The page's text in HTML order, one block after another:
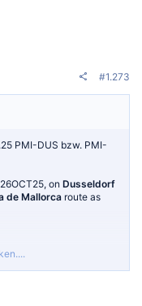
#1.273
PMI-DUS bzw. PMI-
on Dusseldorf
de Mallorca route as